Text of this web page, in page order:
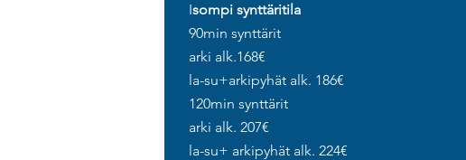
Isompi synttäritila
90min synttärit
arki alk.168€
la-su+arkipyhät alk. 186€
120min synttärit
arki alk. 207€
la-su+ arkipyhät alk. 224€